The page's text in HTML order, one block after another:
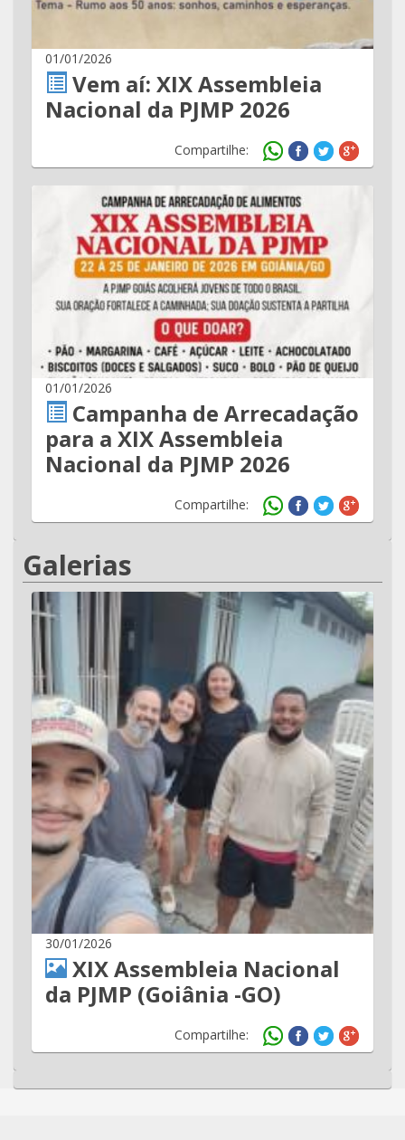
01/01/2026
Vem aí: XIX Assembleia
Nacional da PJMP 2026
Compartilhe:
01/01/2026
Campanha de Arrecadação
para a XIX Assembleia
Nacional da PJMP 2026
Compartilhe:
Galerias
30/01/2026
XIX Assembleia Nacional
da PJMP (Goiânia -GO)
Compartilhe: